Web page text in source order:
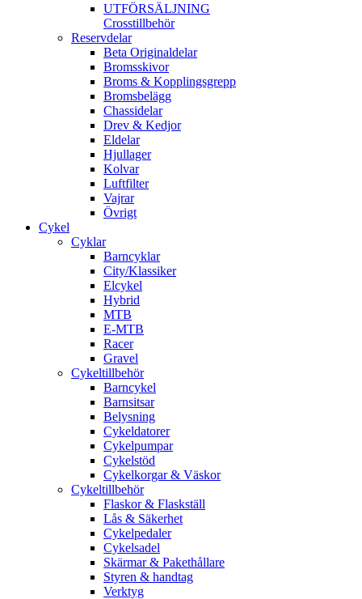
UTFÖRSÄLJNING
Crosstillbehör
Reservdelar
Beta Originaldelar
Bromsskivor
Broms & Kopplingsgrepp
Bromsbelägg
Chassidelar
Drev & Kedjor
Eldelar
Hjullager
Kolvar
Luftfilter
Vajrar
Övrigt
Cykel
Cyklar
Barncyklar
City/Klassiker
Elcykel
Hybrid
MTB
E-MTB
Racer
Gravel
Cykeltillbehör
Barncykel
Barnsitsar
Belysning
Cykeldatorer
Cykelpumpar
Cykelstöd
Cykelkorgar & Väskor
Cykeltillbehör
Flaskor & Flaskställ
Lås & Säkerhet
Cykelpedaler
Cykelsadel
Skärmar & Pakethållare
Styren & handtag
Verktyg